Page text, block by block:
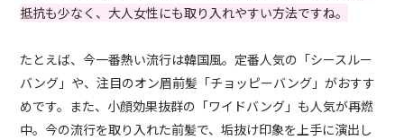
抵抗も少なく、大人女性にも取り入れやすい方法ですね。
たとえば、今一番熱い流行は韓国風。定番人気の「シースルー
バング」や、注目のオン眉前髪「チョッピーバング」がおすす
めです。また、小顔効果抜群の「ワイドバング」も人気が再燃
中。今の流行を取り入れた前髪で、垢抜け印象を上手に演出し